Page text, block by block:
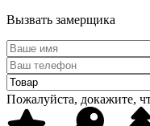
Вызвать замерщика
Пожалуйста, докажите,